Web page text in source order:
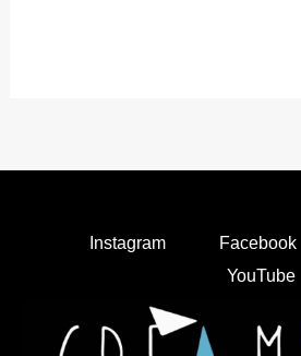
Instagram Facebook
YouTube